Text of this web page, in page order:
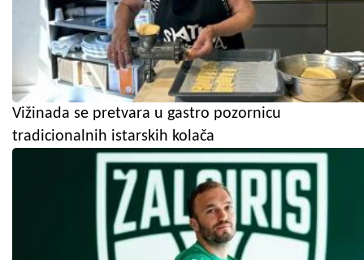
Vižinada se pretvara u gastro pozornicu
tradicionalnih istarskih kolača